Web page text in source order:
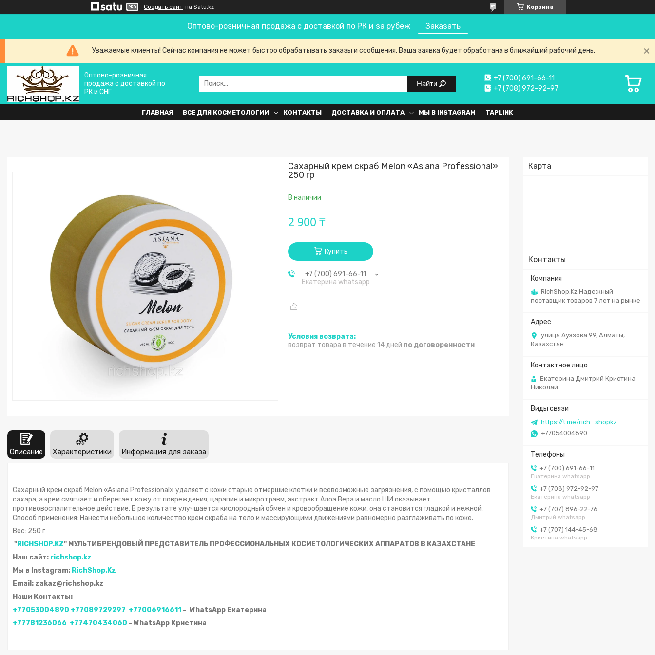
Создать сайт на Satu.kz Корзина
Оптово-розничная продажа с доставкой по РК и за рубеж Заказать
Уважаемые клиенты! Сейчас компания не может быстро обрабатывать заказы и сообщения. Ваша заявка будет обработана в ближайший рабочий день.
Оптово-розничная
продажа с доставкой по
РК и СНГ
Найти
+7 (700) 691-66-11
+7 (708) 972-92-97
ГЛАВНАЯ ВСЕ ДЛЯ КОСМЕТОЛОГИИ КОНТАКТЫ ДОСТАВКА И ОПЛАТА МЫ В INSTAGRAM TAPLINK
Карта
Контакты
RichShop.Kz Надежный
поставщик товаров 7 лет на рынке
улица Ауэзова 99, Алматы,
Казахстан
Екатерина Дмитрий Кристина
Николай
https://t.me/rich_shopkz
+77054004890
+7 (700) 691-66-11
Екатерина whatsapp
+7 (708) 972-92-97
Екатерина whatsapp
+7 (707) 896-22-76
Дмитрий whatsapp
+7 (707) 144-45-68
Кристина whatsapp
Сахарный крем скраб Melon «Asiana Professional»
250 гр
В наличии
2 900 ₸
Купить
+7 (700) 691-66-11
Екатерина whatsapp
возврат товара в течение 14 дней по договоренности
Описание Характеристики Информация для заказа
Сахарный крем скраб Melon «Asiana Professional» удаляет с кожи старые отмершие клетки и всевозможные загрязнения, с помощью кристаллов
сахара, а крем смягчает и оберегает кожу от повреждения, царапин и микротравм, экстракт Алоэ Вера и масло ШИ оказывает
противовоспалительное действие. В результате улучшается кислородный обмен и кровообращение кожи, она становится гладкой и нежной.
Способ применения: Нанести небольшое количество крем скраба на тело и массирующими движениями равномерно разглаживать по коже.
Вес: 250 г
"RICHSHOP.KZ" МУЛЬТИБРЕНДОВЫЙ ПРЕДСТАВИТЕЛЬ ПРОФЕССИОНАЛЬНЫХ КОСМЕТОЛОГИЧЕСКИХ АППАРАТОВ В КАЗАХСТАНЕ
Наш сайт: richshop.kz
Мы в Instagram: RichShop.Kz
Email: zakaz@richshop.kz
Наши Контакты:
+77053004890 +77089729297 +77006916611 – WhatsApp Екатерина
+77781236066 +77470434060 - WhatsApp Кристина